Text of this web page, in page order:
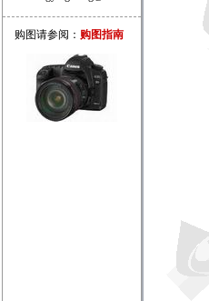
购图请参阅： 购图指南